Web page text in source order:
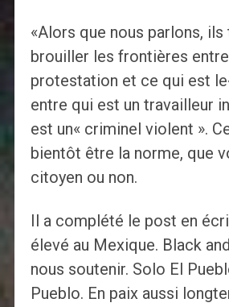
«Alors que nous parlons,
brouiller les frontières
protestation et ce qui est
entre qui est un travailleur
est un« criminel violent ».
bientôt être la norme, que
citoyen ou non.
Il a complété le post en
élevé au Mexique. Black
nous soutenir. Solo El
Pueblo. En paix aussi